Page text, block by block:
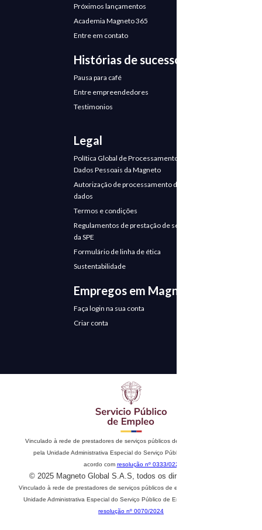
Próximos lançamentos
Academia Magneto 365
Entre em contato
Histórias de sucesso
Pausa para café
Entre empreendedores
Testimonios
Legal
Política Global de Processamento de
Dados Pessoais da Magneto
Autorização de processamento de
dados
Termos e condições
Regulamentos de prestação de serviços
da SPE
Formulário de linha de ética
Sustentabilidade
Empregos em Magneto
Faça login na sua conta
Criar conta
Vinculado à rede de prestadores de serviços públicos de emprego. Autorizado
pela Unidade Administrativa Especial do Serviço Público de Emprego de
acordo com resolução nº 0333/022
© 2025 Magneto Global S.A.S, todos os direitos reservados
Vinculado à rede de prestadores de serviços públicos de emprego. Autorizado pela
Unidade Administrativa Especial do Serviço Público de Emprego de acordo com
resolução nº 0070/2024